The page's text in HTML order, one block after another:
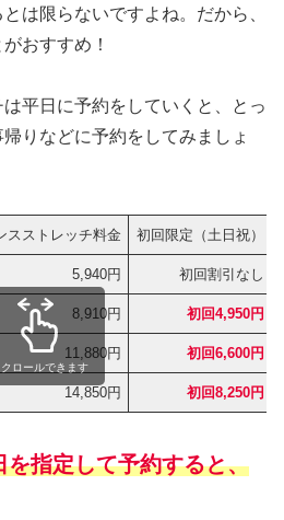
は限らないですよね。だから、
おすすめ！
平日に予約をしていくと、とっ
りなどに予約をしてみましょ
スストレッチ料金 初回限定（土日祝）
5,940円 初回割引なし
8,910円 初回4,950円
11,880円 初回6,600円
14,850円 初回8,250円
クロールできます
を指定して予約すると、